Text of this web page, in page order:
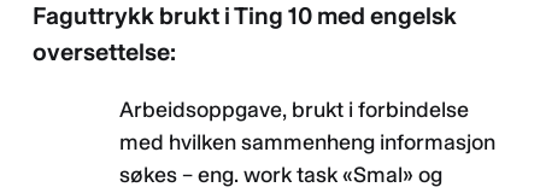
Faguttrykk brukt i Ting 10 med engelsk
oversettelse:
Arbeidsoppgave, brukt i forbindelse
med hvilken sammenheng informasjon
søkes – eng. work task «Smal» og